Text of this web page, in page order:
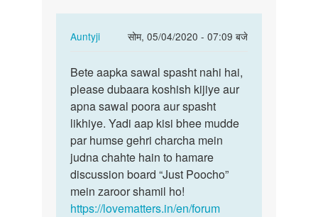
Auntyji
सोम, 05/04/2020 - 07:09 बजे
In
to
Mere
Bibi
ko
2
month
ho
gye…
by
Bete
aapka
sawal
spasht
nahi…
Bete aapka sawal spasht nahi hai,
please dubaara koshish kijiye aur
apna sawal poora aur spasht
likhiye. Yadi aap kisi bhee mudde
par humse gehri charcha mein
judna chahte hain to hamare
discussion board “Just Poocho”
mein zaroor shamil ho!
https://lovematters.in/en/forum